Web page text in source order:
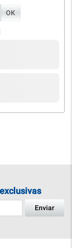
OK
Enviar